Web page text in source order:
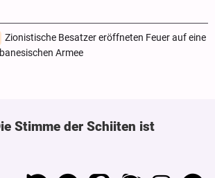
Zionistische Besatzer eröffneten Feuer auf eine
Armee
Stimme der Schiiten ist